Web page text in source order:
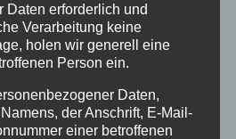
Daten erforderlich und
Verarbeitung keine
holen wir generell eine
Person ein.
Daten,
der Anschrift, E-Mail-
einer betroffenen